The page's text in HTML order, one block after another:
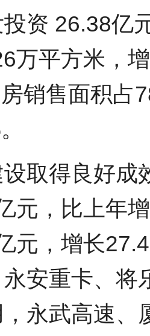
资 26.38亿
万平方米，
销售面积占
取得良好成
元，比上年
元，增长
安重卡、将
永武高速、